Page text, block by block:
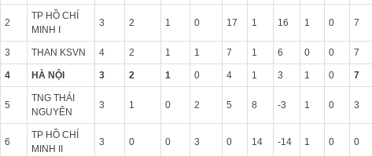
2
TP HỒ CHÍ
MINH I
3 2 1 0 17 1 16 1 0 7
3 THAN KSVN 4 2 1 1 7 1 6 0 0 7
4 HÀ NỘI 3 2 1 0 4 1 3 1 0 7
5
TNG THÁI
NGUYÊN
3 1 0 2 5 8 -3 1 0 3
6
TP HỒ CHÍ
MINH II
3 0 0 3 0 14 -14 1 0 0